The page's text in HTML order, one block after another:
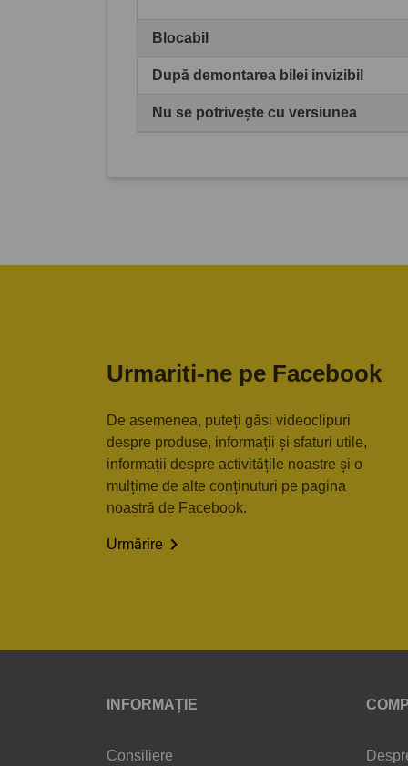
Blocabil
După demontarea bilei invizibil
Nu se potrivește cu versiunea
Urmariti-ne pe Facebook
De asemenea, puteți găsi videoclipuri
despre produse, informații și sfaturi utile,
informații despre activitățile noastre și o
mulțime de alte conținuturi pe pagina
noastră de Facebook.
Urmărire 
INFORMAȚIE
Consiliere